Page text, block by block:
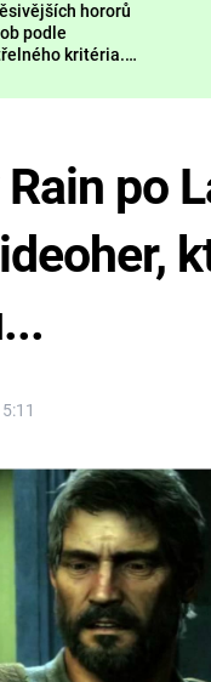
hororů
podle
kritéria.
tep?
po